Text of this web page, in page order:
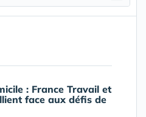
: France Travail et
face aux défis de